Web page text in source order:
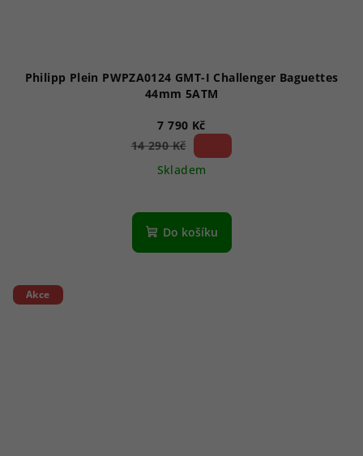
Philipp Plein PWPZA0124 GMT-I Challenger Baguettes
44mm 5ATM
7 790 Kč
14 290 Kč
Skladem
Do košíku
Akce